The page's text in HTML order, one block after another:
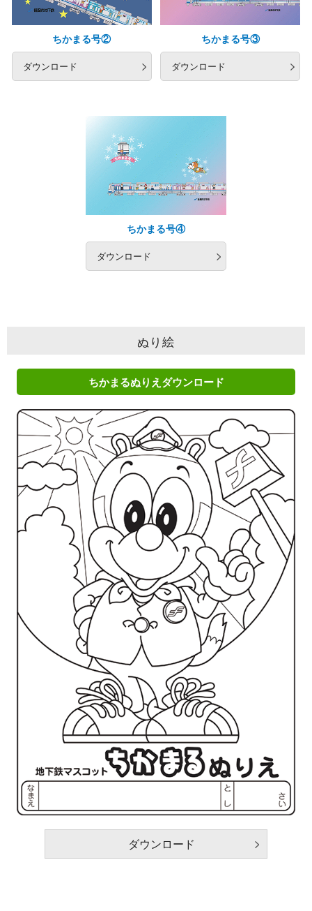
ちかまる号②
ダウンロード
ちかまる号③
ダウンロード
ちかまる号④
ダウンロード
ぬり絵
ちかまるぬりえダウンロード
ダウンロード